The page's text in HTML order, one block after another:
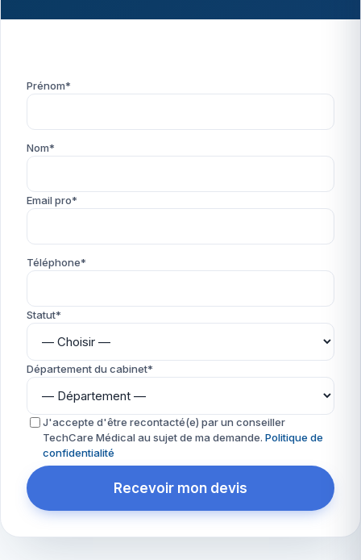
Prénom*
Nom*
Email pro*
Téléphone*
Statut*
Département du cabinet*
J'accepte d'être recontacté(e) par un conseiller
TechCare Médical au sujet de ma demande. Politique de
confidentialité
Recevoir mon devis